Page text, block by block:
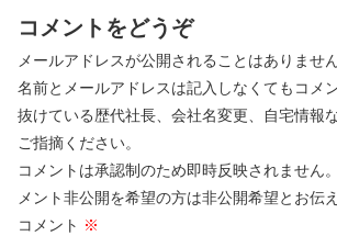
コメントをどうぞ
メールアドレスが公開されることはありません
名前とメールアドレスは記入しなくてもコメ
抜けている歴代社長、会社名変更、自宅情報
ご指摘ください。
コメントは承認制のため即時反映されません
メント非公開を希望の方は非公開希望とお伝
コメント ※